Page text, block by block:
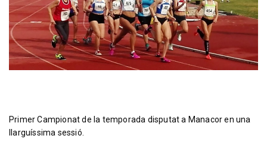
Primer Campionat de la temporada disputat a Manacor en una
llarguíssima sessió.